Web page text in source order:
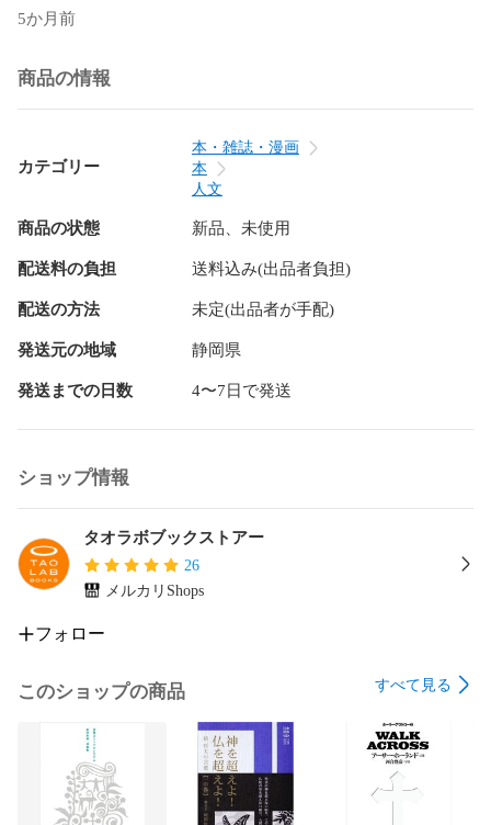
日本神話の古事記と日本書紀が、天武天皇の壬申の乱の後
    第一章　記紀の仕組み
第二章　時間の用意
第二部「日本のしくみとは何か」
ら、今日までの精神界の人間界への関与のことについて、語
っています。
第一章　ヤマトとニホン
第二章　危機と天皇
第三章　属州日本
第五章　スサノヲワールド
この書の目的とするところは、聖書の時代を終わらせるため
のデーターが、日本列島にすべて置かれていることを、人間
世界に伝達することです。
精神界という場は、日本人なら知っているオトダマやコトダ
マという波動もしくはエネルギーが存在するところで、その
データー系に光が当たると活性化し、物語が進行します。そ
の精神界で進行した物語を、多少、姿は変えるものの現実化
するのが、人間がこの世として知っている現実世界です。人
間が存在するこの世が、うつし世と呼ばれるのは、そのため
で、この世は、精神界で起きたことを映している場なので
5か月前
商品の情報
カテゴリー
本・雑誌・漫画
本
人文
商品の状態 新品、未使用
配送料の負担 送料込み(出品者負担)
配送の方法 未定(出品者が手配)
発送元の地域 静岡県
発送までの日数 4〜7日で発送
ショップ情報
タオラボブックストアー
26
メルカリShops
フォロー
このショップの商品 すべて見る